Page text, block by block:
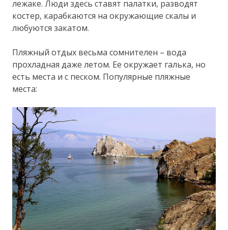
лежаке. Люди здесь ставят палатки, разводят
костер, карабкаются на окружающие скалы и
любуются закатом.
Пляжный отдых весьма сомнителен – вода
прохладная даже летом. Ее окружает галька, но
есть места и с песком. Популярные пляжные
места: